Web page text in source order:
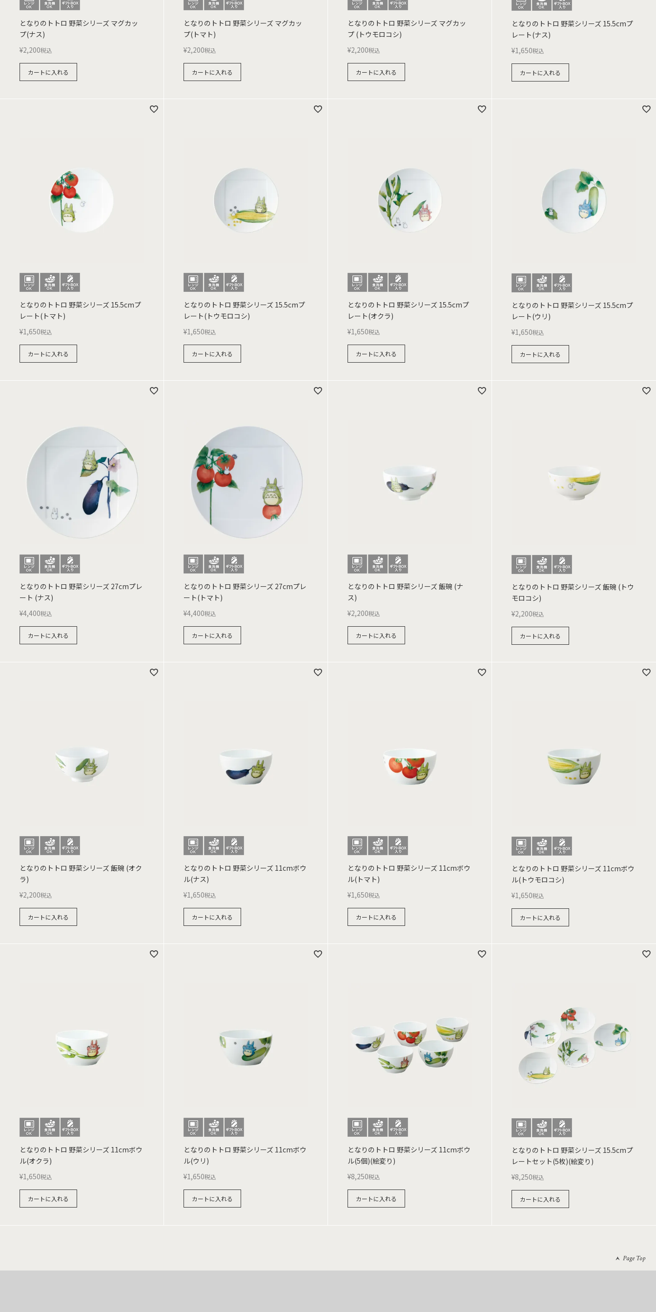
となりのトトロ 野菜シリーズ マグカッ
プ(ナス)
¥2,200税込
カートに入れる
となりのトトロ 野菜シリーズ マグカッ
プ(トマト)
¥2,200税込
カートに入れる
となりのトトロ 野菜シリーズ マグカッ
プ (トウモロコシ)
¥2,200税込
カートに入れる
となりのトトロ 野菜シリーズ 15.5cmプ
レート(ナス)
¥1,650税込
カートに入れる
となりのトトロ 野菜シリーズ 15.5cmプ
レート(トマト)
¥1,650税込
カートに入れる
となりのトトロ 野菜シリーズ 15.5cmプ
レート(トウモロコシ)
¥1,650税込
カートに入れる
となりのトトロ 野菜シリーズ 15.5cmプ
レート(オクラ)
¥1,650税込
カートに入れる
となりのトトロ 野菜シリーズ 15.5cmプ
レート(ウリ)
¥1,650税込
カートに入れる
となりのトトロ 野菜シリーズ 27cmプレ
ート (ナス)
¥4,400税込
カートに入れる
となりのトトロ 野菜シリーズ 27cmプレ
ート(トマト)
¥4,400税込
カートに入れる
となりのトトロ 野菜シリーズ 飯碗 (ナ
ス)
¥2,200税込
カートに入れる
となりのトトロ 野菜シリーズ 飯碗 (トウ
モロコシ)
¥2,200税込
カートに入れる
となりのトトロ 野菜シリーズ 飯碗 (オク
ラ)
¥2,200税込
カートに入れる
となりのトトロ 野菜シリーズ 11cmボウ
ル(ナス)
¥1,650税込
カートに入れる
となりのトトロ 野菜シリーズ 11cmボウ
ル(トマト)
¥1,650税込
カートに入れる
となりのトトロ 野菜シリーズ 11cmボウ
ル(トウモロコシ)
¥1,650税込
カートに入れる
となりのトトロ 野菜シリーズ 11cmボウ
ル(オクラ)
¥1,650税込
カートに入れる
となりのトトロ 野菜シリーズ 11cmボウ
ル(ウリ)
¥1,650税込
カートに入れる
となりのトトロ 野菜シリーズ 11cmボウ
ル(5個)(絵変り)
¥8,250税込
カートに入れる
となりのトトロ 野菜シリーズ 15.5cmプ
レートセット(5枚)(絵変り)
¥8,250税込
カートに入れる
Page Top